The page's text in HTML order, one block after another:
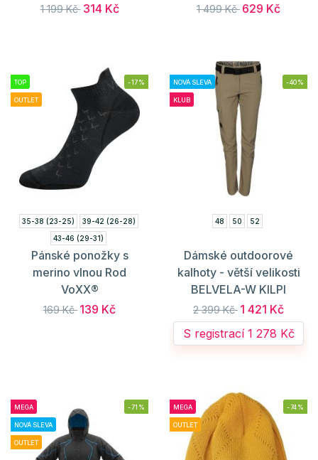
1 199 Kč 314 Kč 1 499 Kč 629 Kč
TOP
OUTLET
-17%
35-38 (23-25)
39-42 (26-28)
43-46 (29-31)
Pánské ponožky s
merino vlnou Rod
VoXX®
169 Kč 139 Kč
NOVÁ SLEVA
KLUB
-40%
48 50 52
Dámské outdoorové
kalhoty - větší velikosti
BELVELA-W KILPI
2 399 Kč 1 421 Kč
S registrací 1 278 Kč
MEGA
NOVÁ SLEVA
OUTLET
-71% MEGA
OUTLET
-74%